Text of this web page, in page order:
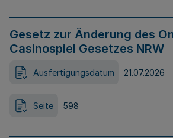
Gesetz zur Änderung des
Casinospiel Gesetzes NRW
Ausfertigungsdatum 21.07.2026
Seite 598